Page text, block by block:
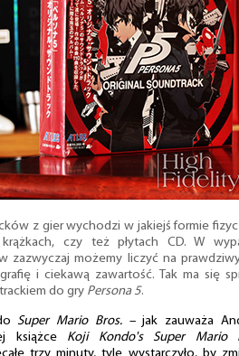
z gier wychodzi w jakiejś formie
czy też płytach CD. W
zazwyczaj możemy liczyć na
i ciekawą zawartość. Tak ma się
do gry Persona 5.
Super Mario Bros.– jak zauważa
książce Koji Kondo's Super Mario